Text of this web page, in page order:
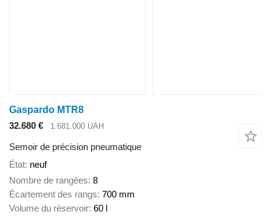
Gaspardo MTR8
32.680 €
1.681.000 UAH
Semoir de précision pneumatique
État neuf
Nombre de rangées 8
Écartement des rangs 700 mm
Volume du réservoir 60 l